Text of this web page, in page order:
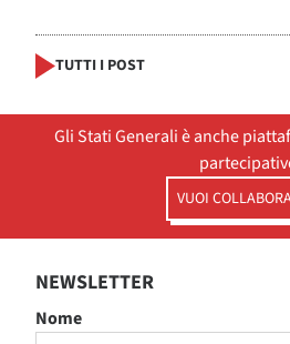
TUTTI I POST
Gli Stati Generali è anche
VUOI
NEWSLETTER
Nome